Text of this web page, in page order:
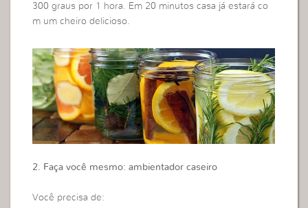
300 graus por 1 hora. Em 20 minutos casa já estará co
m um cheiro delicioso.
2. Faça você mesmo: ambientador caseiro
Você precisa de: